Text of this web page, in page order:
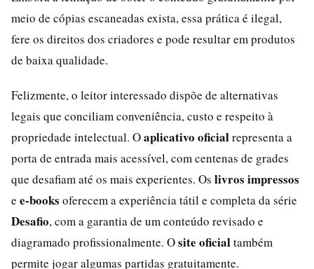
meio de cópias escaneadas exista, essa prática é ilegal,
fere os direitos dos criadores e pode resultar em produtos
de baixa qualidade.
Felizmente, o leitor interessado dispõe de alternativas
legais que conciliam conveniência, custo e respeito à
propriedade intelectual. Oaplicativo oficialrepresenta a
porta de entrada mais acessível, com centenas de grades
que desafiam até os mais experientes. Os livros impressos
e e-books oferecem a experiência tátil e completa da série
Desafio, com a garantia de um conteúdo revisado e
diagramado profissionalmente. Osite oficialtambém
permite jogar algumas partidas gratuitamente.